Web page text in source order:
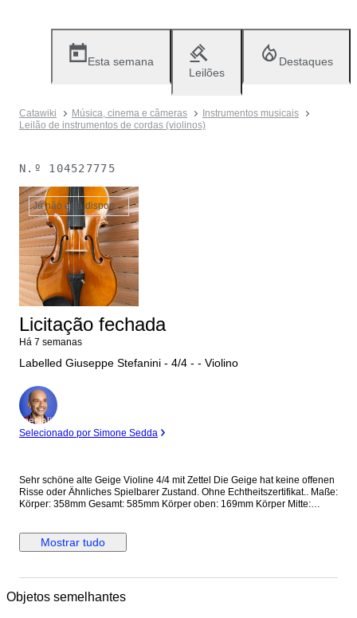
Esta semana
Leilões
Destaques
Catawiki Música, cinema e câmeras
Instrumentos musicais
Leilão de instrumentos de cordas (violinos)
N.º 104527775
Já não está disponível
Licitação fechada
Há 7 semanas
Labelled Giuseppe Stefanini - 4/4 - - Violino
Especialista
Selecionado por Simone Sedda
Sehr schöne alte Geige Violine 4/4 mit Zettel Die Geige hat keine offenen
Risse oder Ähnliches Spielbarer Zustand. Ohne Echtheitszertifikat.. Maße:
Körper: 358mm Gesamt: 585mm Körper oben: 169mm Körper Mitte:
weisen daher einen höheren Grad an dokumentierter Sicherheit
hinsichtlich Hersteller, Herkunft und Alter auf als Instrumente, die nur als
die wir keinerlei Garantie übernehmen.
Mostrar tudo
Objetos semelhantes